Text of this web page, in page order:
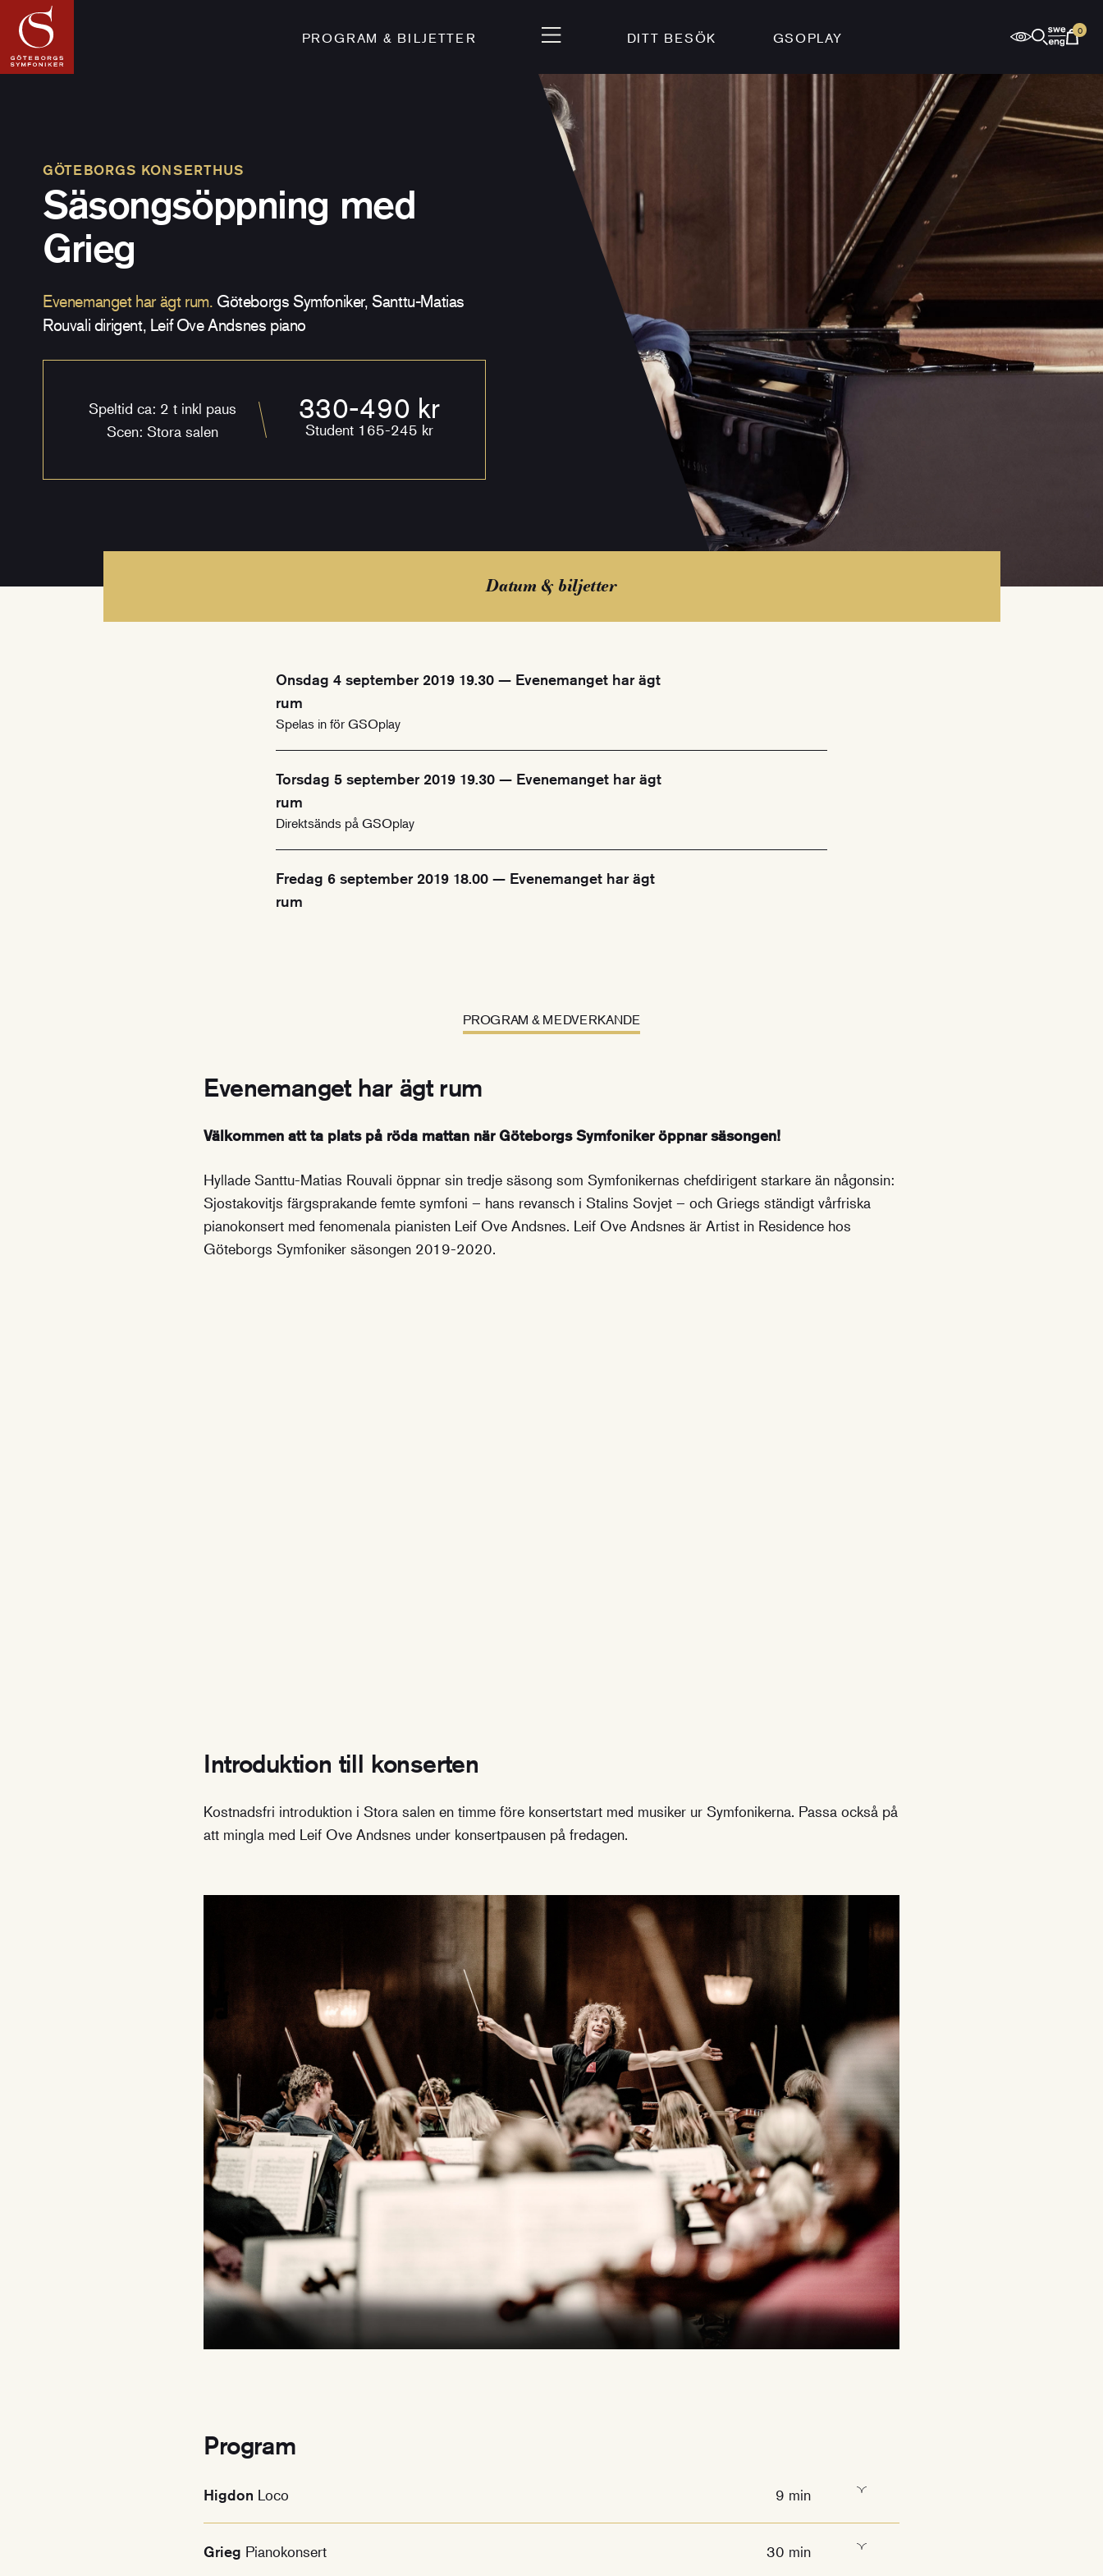
PROGRAM & BILJETTER DITT BESÖK GSOPLAY
0
GÖTEBORGS KONSERTHUS
Säsongsöppning med
Grieg
Evenemanget har ägt rum. Göteborgs Symfoniker, Santtu-Matias
Rouvali dirigent, Leif Ove Andsnes piano
Speltid ca: 2 t inkl paus
Scen: Stora salen
330-490 kr
Student 165-245 kr
Datum & biljetter
Onsdag 4 september 2019 19.30 — Evenemanget har ägt
rum
Spelas in för GSOplay
Torsdag 5 september 2019 19.30 — Evenemanget har ägt
rum
Direktsänds på GSOplay
Fredag 6 september 2019 18.00 — Evenemanget har ägt
rum
PROGRAM & MEDVERKANDE
Evenemanget har ägt rum
Välkommen att ta plats på röda mattan när Göteborgs Symfoniker öppnar säsongen!
Hyllade Santtu-Matias Rouvali öppnar sin tredje säsong som Symfonikernas chefdirigent starkare än någonsin:
Sjostakovitjs färgsprakande femte symfoni – hans revansch i Stalins Sovjet – och Griegs ständigt vårfriska
pianokonsert med fenomenala pianisten Leif Ove Andsnes. Leif Ove Andsnes är Artist in Residence hos
Göteborgs Symfoniker säsongen 2019-2020.
Introduktion till konserten
Kostnadsfri introduktion i Stora salen en timme före konsertstart med musiker ur Symfonikerna. Passa också på
att mingla med Leif Ove Andsnes under konsertpausen på fredagen.
Program
Higdon Loco 9 min
Grieg Pianokonsert 30 min